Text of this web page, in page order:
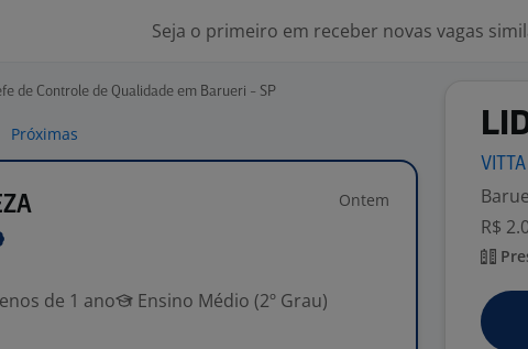
Seja o primeiro em receber novas vagas
de Controle de Qualidade em Barueri - SP
Próximas
Ontem
de 1 ano
Ensino Médio (2º Grau)
VITTA
R$